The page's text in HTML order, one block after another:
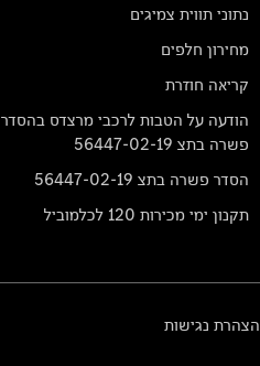
נתוני תווית צמיגים
מחירון חלפים
קריאה חוזרת
הודעה על הטבות לרכבי מרצדס בהסדר
פשרה בתצ 56447-02-19
הסדר פשרה בתצ 56447-02-19
תקנון ימי מכירות 120 לכלמוביל
הצהרת נגישות